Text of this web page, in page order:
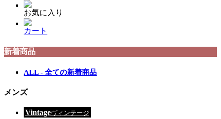
お気に入り
カート
新着商品
ALL - 全ての新着商品
メンズ
Vintageヴィンテージ